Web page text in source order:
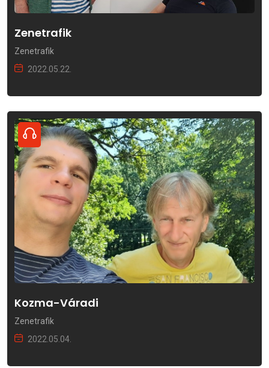
Zenetrafik
Zenetrafik
2022.05.22.
Kozma-Váradi
Zenetrafik
2022.05.04.